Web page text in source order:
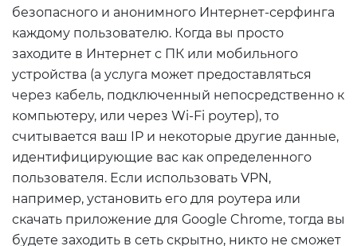
безопасного и анонимного Интернет-серфинга
каждому пользователю. Когда вы просто
заходите в Интернет с ПК или мобильного
устройства (а услуга может предоставляться
через кабель, подключенный непосредственно к
компьютеру, или через Wi-Fi роутер), то
считывается ваш IP и некоторые другие данные,
идентифицирующие вас как определенного
пользователя. Если использовать VPN,
например, установить его для роутера или
скачать приложение для Google Chrome, тогда вы
будете заходить в сеть скрытно, никто не сможет